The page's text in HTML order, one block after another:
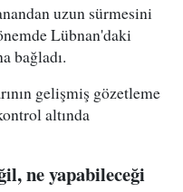
uzun sürmesini
Lübnan'daki
bağladı.
gelişmiş gözetleme
altında
ne yapabileceği